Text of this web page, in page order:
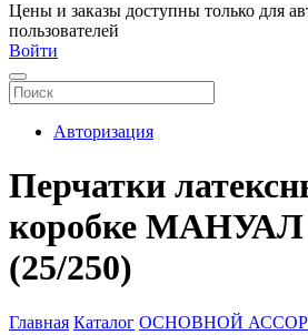
Цены и заказы доступны только для
пользователей
Войти
Авторизация
Перчатки
коробке МАНУАЛ
(25/250)
Главная Каталог ОСНОВНОЙ